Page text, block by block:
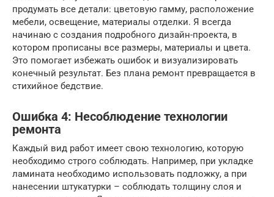
продумать все детали: цветовую гамму, расположение
мебели, освещение, материалы отделки. Я всегда
начинаю с создания подробного дизайн-проекта, в
котором прописаны все размеры, материалы и цвета.
Это помогает избежать ошибок и визуализировать
конечный результат. Без плана ремонт превращается в
стихийное бедствие.
Ошибка 4: Несоблюдение технологии
ремонта
Каждый вид работ имеет свою технологию, которую
необходимо строго соблюдать. Например, при укладке
ламината необходимо использовать подложку, а при
нанесении штукатурки – соблюдать толщину слоя и